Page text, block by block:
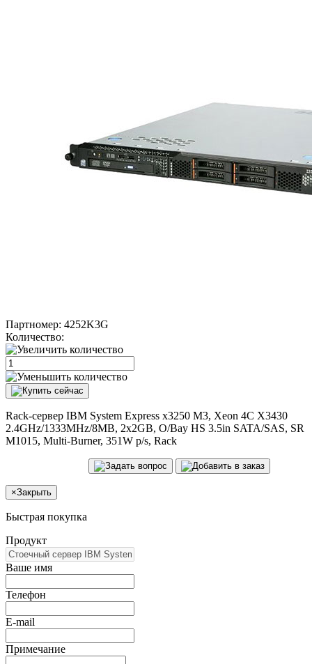
Партномер: 4252K3G
Количество:
Rack-сервер IBM System Express x3250 M3, Xeon 4C X3430
2.4GHz/1333MHz/8MB, 2x2GB, O/Bay HS 3.5in SATA/SAS, SR
M1015, Multi-Burner, 351W p/s, Rack
×Закрыть
Быстрая покупка
Продукт
Ваше имя
Телефон
E-mail
Примечание